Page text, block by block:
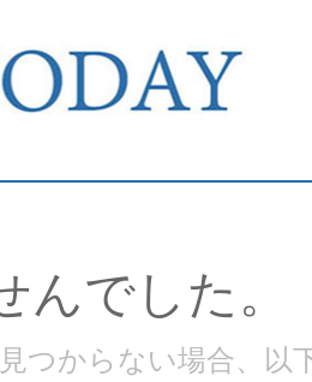
でした。
つからない場合、以